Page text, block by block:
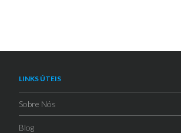
LINKS ÚTEIS
Sobre Nós
Blog